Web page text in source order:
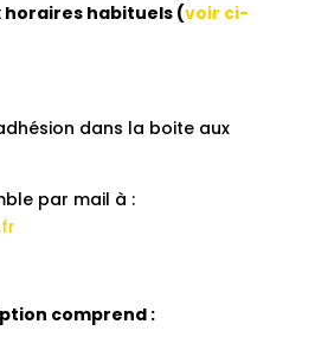
horaires habituels (voir ci-
dans la boite aux
par mail à :
comprend :